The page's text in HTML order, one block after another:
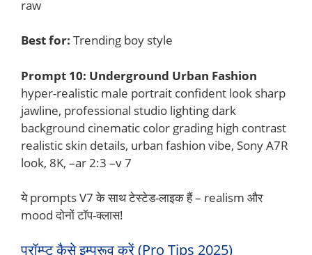
raw
Best for: Trending boy style
Prompt 10: Underground Urban Fashion
hyper-realistic male portrait confident look sharp
jawline, professional studio lighting dark
background cinematic color grading high contrast
realistic skin details, urban fashion vibe, Sony A7R
look, 8K, –ar 2:3 –v 7
ये prompts V7 के साथ टेस्टेड-लाइक हैं – realism और
mood दोनों टॉप-क्लास!
प्रॉम्प्ट कैसे इम्प्रूव करें (Pro Tips 2025)